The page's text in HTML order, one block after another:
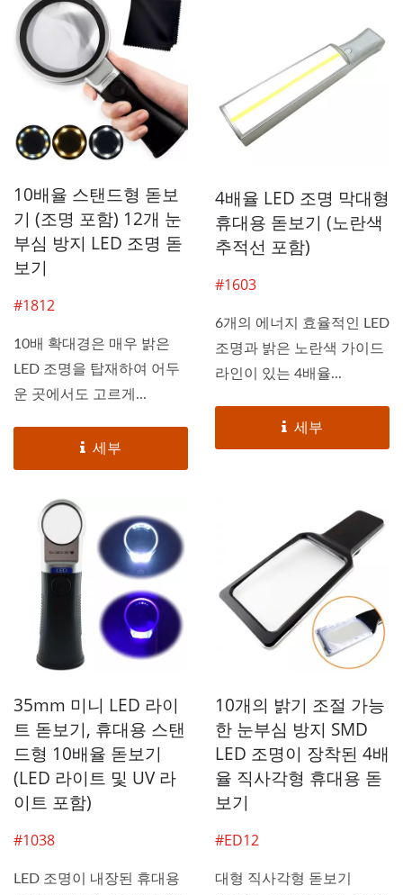
10배율 스탠드형 돋보
기 (조명 포함) 12개 눈
부심 방지 LED 조명 돋
보기
#1812
10배 확대경은 매우 밝은
LED 조명을 탑재하여 어두
운 곳에서도 고르게...
세부
4배율 LED 조명 막대형
휴대용 돋보기 (노란색
추적선 포함)
#1603
6개의 에너지 효율적인 LED
조명과 밝은 노란색 가이드
라인이 있는 4배율...
세부
35mm 미니 LED 라이
트 돋보기, 휴대용 스탠
드형 10배율 돋보기
(LED 라이트 및 UV 라
이트 포함)
#1038
LED 조명이 내장된 휴대용
10개의 밝기 조절 가능
한 눈부심 방지 SMD
LED 조명이 장착된 4배
율 직사각형 휴대용 돋
보기
#ED12
대형 직사각형 돋보기